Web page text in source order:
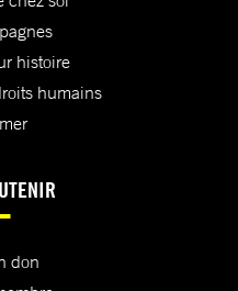
histoire
humains
don